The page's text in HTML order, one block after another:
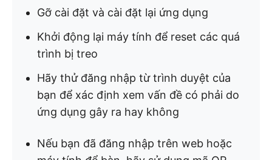
Gỡ cài đặt và cài đặt lại ứng dụng
Khởi động lại máy tính để reset các quá
trình bị treo
Hãy thử đăng nhập từ trình duyệt của
bạn để xác định xem vấn đề có phải do
ứng dụng gây ra hay không
Nếu bạn đã đăng nhập trên web hoặc